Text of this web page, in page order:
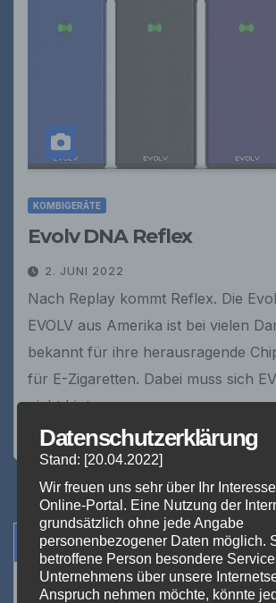
KOMBIGERÄTE
Evolv DNA Reflex
2. JUNI 2022
Nach Replay kommt Reflex. Die
EVOLV aus Amerika ist bei vielen
bekannt für ihre herausragende
für E-Zigaretten. Dabei muss sich
nicht hinter so…
Veranstaltungen
<< Aug. 2026
Datenschutzerklärung
Stand: [20.04.2022]
Wir freuen uns sehr über Ihr
Online-Portal. Eine Nutzung der
grundsätzlich ohne jede Angabe
personenbezogener Daten möglich.
betroffene Person besondere
Unternehmens über unsere
Anspruch nehmen möchte, könnte